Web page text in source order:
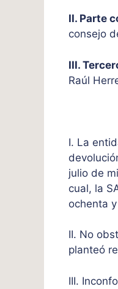
II. Parte
consejo
III.
Raúl
I. La
julio de
cual, la
ochenta
II. No
planteó
III.